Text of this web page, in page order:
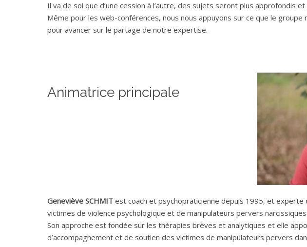
Il va de soi que d’une cession à l’autre, des sujets seront plus approfondis
Même pour les web-conférences, nous nous appuyons sur ce que le
pour avancer sur le partage de notre expertise.
Animatrice principale
Geneviève SCHMIT est coach et psychopraticienne depuis 1995, et experte
victimes de violence psychologique et de manipulateurs pervers narcissiques.
Son approche est fondée sur les thérapies brèves et analytiques et elle
d’accompagnement et de soutien des victimes de manipulateurs pervers